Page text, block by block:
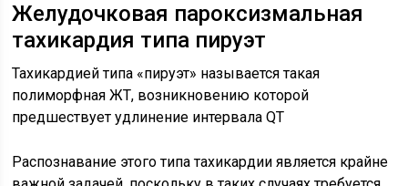
Желудочковая пароксизмальная
тахикардия типа пируэт
Тахикардией типа «пируэт» называется такая
полиморфная ЖТ, возникновению которой
предшествует удлинение интервала QT
Распознавание этого типа тахикардии является крайне